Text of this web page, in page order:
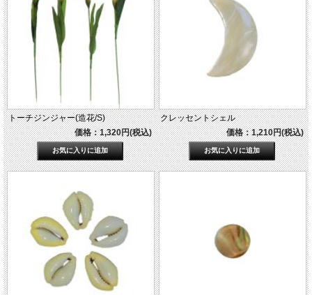
トーチジンジャー(造花/S)
価格：1,320円(税込)
クレッセントシェル
価格：1,210円(税込)